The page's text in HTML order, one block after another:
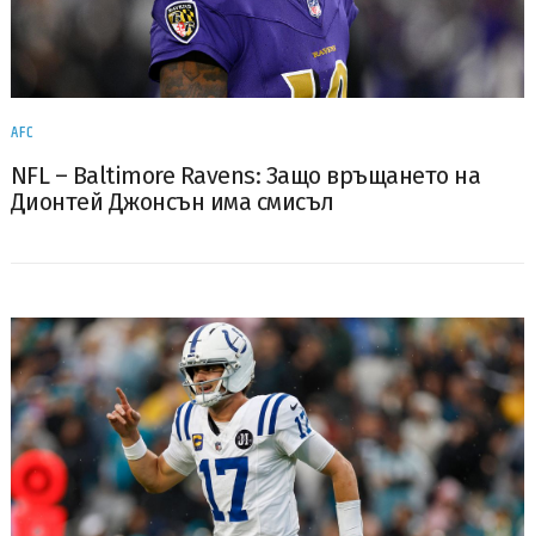
AFC
NFL – Baltimore Ravens: Защо връщането на
Дионтей Джонсън има смисъл